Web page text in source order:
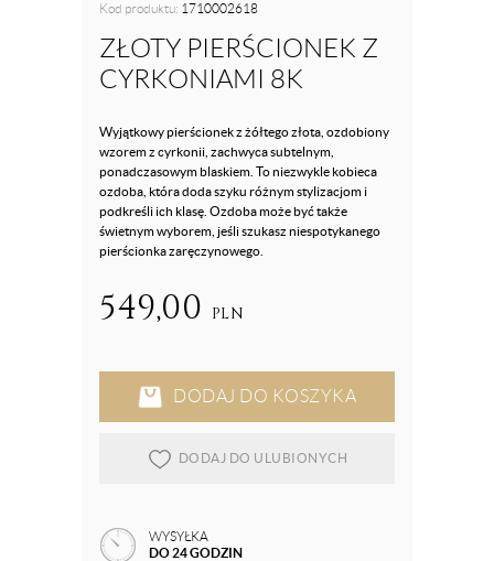
Kod produktu: 1710002618
ZŁOTY PIERŚCIONEK Z
CYRKONIAMI 8K
Wyjątkowy pierścionek z żółtego złota, ozdobiony
wzorem z cyrkonii, zachwyca subtelnym,
ponadczasowym blaskiem. To niezwykle kobieca
ozdoba, która doda szyku różnym stylizacjom i
podkreśli ich klasę. Ozdoba może być także
świetnym wyborem, jeśli szukasz niespotykanego
pierścionka zaręczynowego.
549,00 PLN
DODAJ DO KOSZYKA
DODAJ DO ULUBIONYCH
WYSYŁKA
DO 24 GODZIN